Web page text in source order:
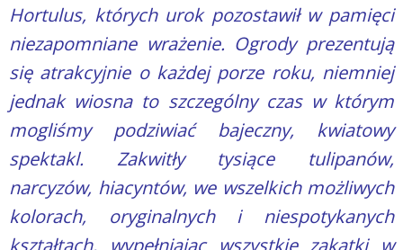
Hortulus, których urok pozostawił w pamięci
niezapomniane wrażenie. Ogrody prezentują
się atrakcyjnie o każdej porze roku, niemniej
jednak wiosna to szczególny czas w którym
mogliśmy podziwiać bajeczny, kwiatowy
spektakl. Zakwitły tysiące tulipanów,
narcyzów, hiacyntów, we wszelkich możliwych
kolorach, oryginalnych i niespotykanych